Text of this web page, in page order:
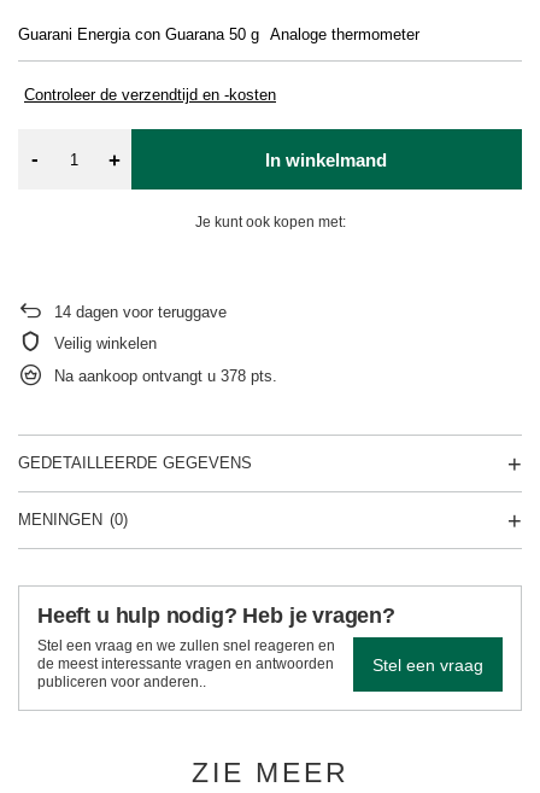
Guarani Energia con Guarana 50 g Analoge thermometer
Controleer de verzendtijd en -kosten
- + In winkelmand
Je kunt ook kopen met:
14 dagen voor teruggave
Veilig winkelen
Na aankoop ontvangt u 378 pts.
GEDETAILLEERDE GEGEVENS
MENINGEN (0)
Heeft u hulp nodig? Heb je vragen?
Stel een vraag en we zullen snel reageren en
de meest interessante vragen en antwoorden
publiceren voor anderen..
Stel een vraag
ZIE MEER